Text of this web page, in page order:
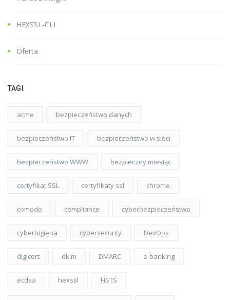
HEXSSL-CLI
Oferta
TAGI
acme bezpieczeństwo danych
bezpieczeństwo IT bezpieczeństwo w sieci
bezpieczeństwo WWW bezpieczny miesiąc
certyfikat SSL certyfikaty ssl chrome
comodo compliance cyberbezpieczeństwo
cyberhigiena cybersecurity DevOps
digicert dkim DMARC e-banking
ecdsa hexssl HSTS